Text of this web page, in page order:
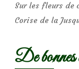
Sur les fleurs de
Corise de la
De bonnes